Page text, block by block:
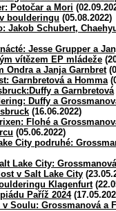
Potočar a Mori
boulderingu (05.08.2022)
Jakob Schubert,
Jesse Grupper a
vítězem EP mládeže
Ondra a Janja Garnbret
Garnbretová a Homma
a Garnbretová
Duffy a
(16.06.2022)
Flohé a
(05.06.2022)
City podruhé:
Lake City:
v Salt Lake City
Klagenfurt
Paříž 2024
v Soulu: Grossmanová a